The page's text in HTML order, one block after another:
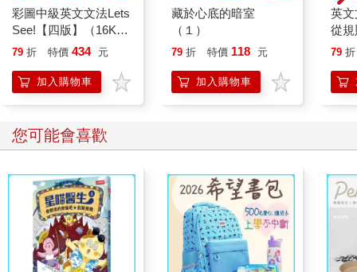
彩圖中級英文文法Lets
See!【四版】（16K＋
解答別冊+寂天雲隨身
79 折 特價 434 元
加入購物車
藏於心底的暗室
（１）
79 折 特價 118 元
加入購物車
英
從
好
79 折
您可能會喜歡